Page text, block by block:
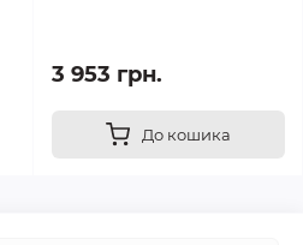
3 953 грн.
До кошика